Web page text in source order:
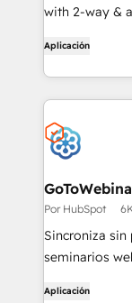
with 2-way &
Aplicación
Por HubSpot
Sincroniza
seminarios
Aplicación